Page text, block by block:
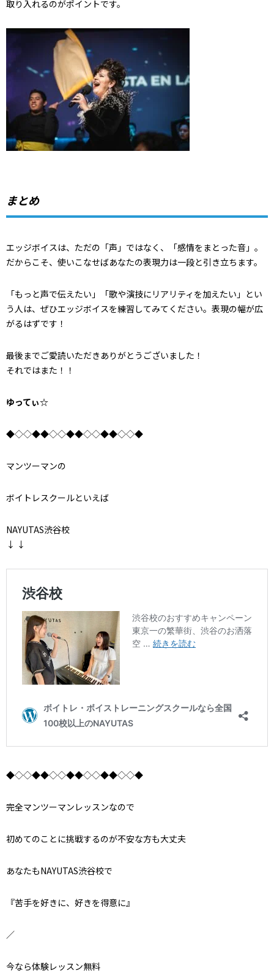
取り入れるのがポイントです。
まとめ
エッジボイスは、ただの「声」ではなく、「感情をまとった音」。
だからこそ、使いこなせばあなたの表現力は一段と引き立ちます。
「もっと声で伝えたい」「歌や演技にリアリティを加えたい」とい
う人は、ぜひエッジボイスを練習してみてください。表現の幅が広
がるはずです！
最後までご愛読いただきありがとうございました！
それではまた！！
ゆってぃ☆
◆◇◇◆◆◇◇◆◆◇◇◆◆◇◇◆
マンツーマンの
ボイトレスクールといえば
NAYUTAS渋谷校
↓ ↓
◆◇◇◆◆◇◇◆◆◇◇◆◆◇◇◆
完全マンツーマンレッスンなので
初めてのことに挑戦するのが不安な方も大丈夫
あなたもNAYUTAS渋谷校で
『苦手を好きに、好きを得意に』
／
今なら体験レッスン無料